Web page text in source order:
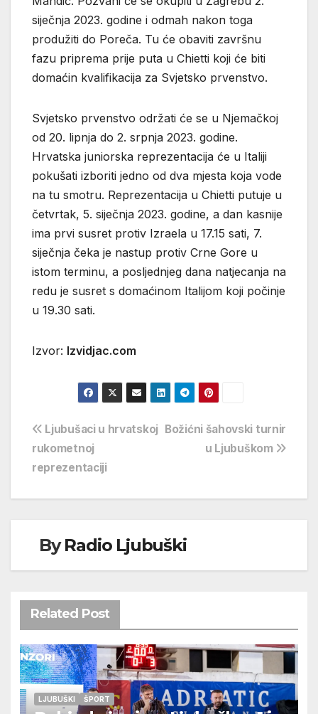
siječnja 2023. godine i odmah nakon toga
produžiti do Poreča. Tu će obaviti završnu
fazu priprema prije puta u Chietti koji će biti
domaćin kvalifikacija za Svjetsko prvenstvo.
Svjetsko prvenstvo održati će se u Njemačkoj
od 20. lipnja do 2. srpnja 2023. godine.
Hrvatska juniorska reprezentacija će u Italiji
pokušati izboriti jedno od dva mjesta koja vode
na tu smotru. Reprezentacija u Chietti putuje u
četvrtak, 5. siječnja 2023. godine, a dan kasnije
ima prvi susret protiv Izraela u 17.15 sati, 7.
siječnja čeka je nastup protiv Crne Gore u
istom terminu, a posljednjeg dana natjecanja na
redu je susret s domaćinom Italijom koji počinje
u 19.30 sati.
Izvor: Izvidjac.com
Navigacija
objava
Božićni šahovski turnir
u Ljubuškom
Ljubušaci u hrvatskoj
rukometnoj
reprezentaciji
ByRadio Ljubuški
Related Post
LJUBUŠKI ŠPORT